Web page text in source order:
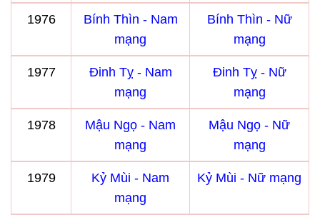
1976
Bính Thìn - Nam
mạng
Bính Thìn - Nữ
mạng
1977
Đinh Tỵ - Nam
mạng
Đinh Tỵ - Nữ
mạng
1978
Mậu Ngọ - Nam
mạng
Mậu Ngọ - Nữ
mạng
1979
Kỷ Mùi - Nam
mạng
Kỷ Mùi - Nữ mạng